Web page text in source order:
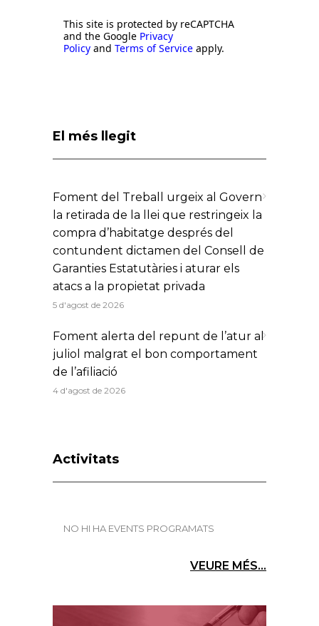
This site is protected by reCAPTCHA
and the Google Privacy
Policy and Terms of Service apply.
El més llegit
Foment del Treball urgeix al Govern
la retirada de la llei que restringeix la
compra d’habitatge després del
contundent dictamen del Consell de
Garanties Estatutàries i aturar els
atacs a la propietat privada
5 d'agost de 2026
Foment alerta del repunt de l’atur al
juliol malgrat el bon comportament
de l’afiliació
4 d'agost de 2026
Activitats
NO HI HA EVENTS PROGRAMATS
VEURE MÉS...